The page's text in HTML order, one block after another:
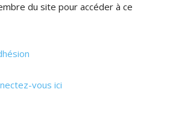
du site pour accéder à ce
vous ici